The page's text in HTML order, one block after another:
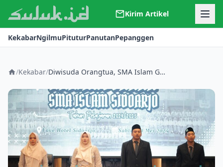
Kirim Artikel
Kerjasama
Kontak
KekabarNgilmuPituturPanutanPepanggen
/Kekabar/ Diwisuda Orangtua, SMA Islam Gelar Haflah Akhirussanah